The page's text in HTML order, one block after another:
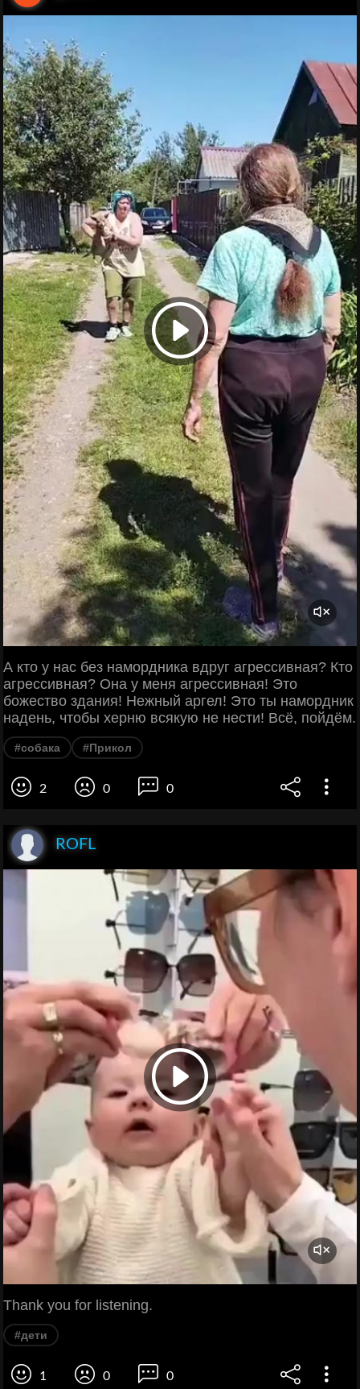
А кто у нас без намордника вдруг агрессивная? Кто
агрессивная? Она у меня агрессивная! Это
божество здания! Нежный аргел! Это ты намордник
надень, чтобы херню всякую не нести! Всё, пойдём.
#собака #Прикол
2 0 0
ROFL
Thank you for listening.
#дети
1 0 0